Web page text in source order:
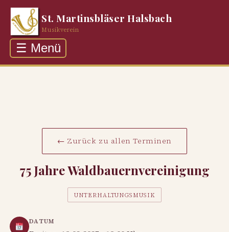
St. Martinsbläser Halsbach
Musikverein
☰ Menü
Galerie
← Zurück zu allen Terminen
75 Jahre Waldbauernvereinigung
UNTERHALTUNGSMUSIK
DATUM